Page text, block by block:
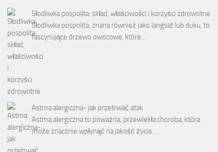
Słodliwka pospolita: skład, właściwości i korzyści zdrowotne
Słodliwka pospolita, znana również jako langsat lub duku, to
fascynujące drzewo owocowe, które …
Astma alergiczna- jak przetrwać atak
Astma alergiczna to poważna, przewlekła choroba, która
może znacznie wpłynąć na jakość życia. …